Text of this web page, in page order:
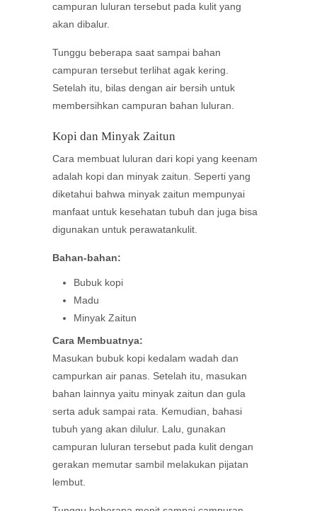
campuran luluran tersebut pada kulit yang
akan dibalur.
Tunggu beberapa saat sampai bahan
campuran tersebut terlihat agak kering.
Setelah itu, bilas dengan air bersih untuk
membersihkan campuran bahan luluran.
Kopi dan Minyak Zaitun
Cara membuat luluran dari kopi yang keenam
adalah kopi dan minyak zaitun. Seperti yang
diketahui bahwa minyak zaitun mempunyai
manfaat untuk kesehatan tubuh dan juga bisa
digunakan untuk perawatankulit.
Bahan-bahan:
Bubuk kopi
Madu
Minyak Zaitun
Cara Membuatnya:
Masukan bubuk kopi kedalam wadah dan
campurkan air panas. Setelah itu, masukan
bahan lainnya yaitu minyak zaitun dan gula
serta aduk sampai rata. Kemudian, bahasi
tubuh yang akan dilulur. Lalu, gunakan
campuran luluran tersebut pada kulit dengan
gerakan memutar sambil melakukan pijatan
lembut.